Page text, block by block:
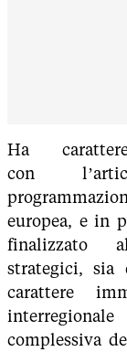
Ha
con
europea, e in
finalizzato
strategici, sia
carattere
complessiva